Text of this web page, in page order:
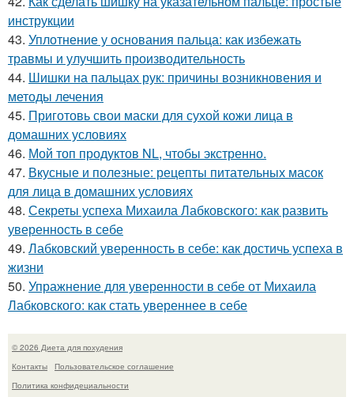
инструкции
43. Уплотнение у основания пальца: как избежать
травмы и улучшить производительность
44. Шишки на пальцах рук: причины возникновения и
методы лечения
45. Приготовь свои маски для сухой кожи лица в
домашних условиях
46. Мой топ продуктов NL, чтобы экстренно.
47. Вкусные и полезные: рецепты питательных масок
для лица в домашних условиях
48. Секреты успеха Михаила Лабковского: как развить
уверенность в себе
49. Лабковский уверенность в себе: как достичь успеха в
жизни
50. Упражнение для уверенности в себе от Михаила
Лабковского: как стать увереннее в себе
© 2026 Диета для похудения
Контакты
Пользовательское соглашение
Политика конфидециальности